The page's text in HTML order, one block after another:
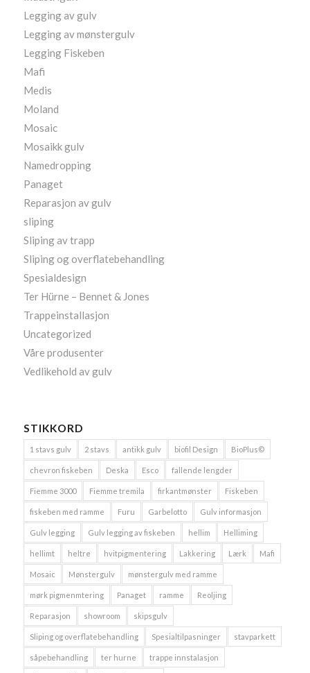
Legging av gulv
Legging av mønstergulv
Legging Fiskeben
Mafi
Medis
Moland
Mosaic
Mosaikk gulv
Namedropping
Panaget
Reparasjon av gulv
sliping
Sliping av trapp
Sliping og overflatebehandling
Spesialdesign
Ter Hürne – Bennet & Jones
Trappeinstallasjon
Uncategorized
Våre produsenter
Vedlikehold av gulv
STIKKORD
1 stavs gulv 2 stavs antikk gulv biofil Design BioPlus©
chevron fiskeben Deska Esco fallende lengder
Fiemme 3000 Fiemme tremila firkantmønster Fiskeben
fiskeben med ramme Furu Garbelotto Gulv informasjon
Gulv legging Gulv legging av fiskeben hellim Helliming
hellimt heltre hvitpigmentering Lakkering Lærk Mafi
Mosaic Mønstergulv mønstergulv med ramme
mørk pigmenmtering Panaget ramme Reoljing
Reparasjon showroom skipsgulv
Sliping og overflatebehandling Spesialtilpasninger stavparkett
såpebehandling ter hurne trappe innstalasjon